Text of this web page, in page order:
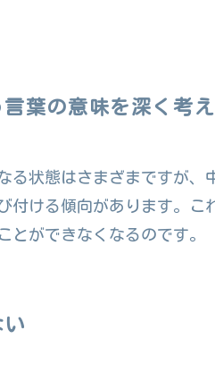
葉の意味を深く考
る状態はさまざまですが、
付ける傾向があります。こ
とができなくなるのです。